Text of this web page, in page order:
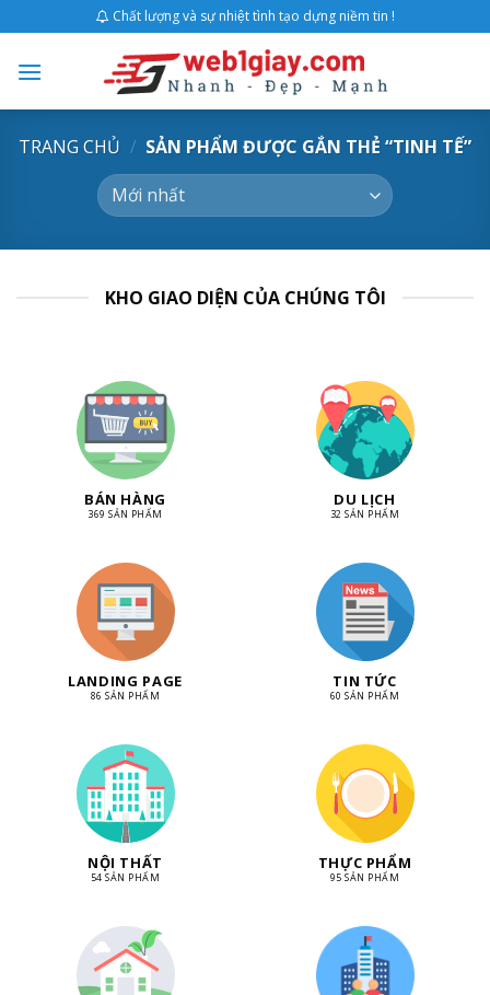
content
Chất lượng và sự nhiệt tình tạo dựng niềm tin !
TRANG CHỦ / SẢN PHẨM ĐƯỢC GẮN THẺ “TINH TẾ”
KHO GIAO DIỆN CỦA CHÚNG TÔI
BÁN HÀNG
369 SẢN PHẨM
DU LỊCH
32 SẢN PHẨM
LANDING PAGE
86 SẢN PHẨM
TIN TỨC
60 SẢN PHẨM
NỘI THẤT
54 SẢN PHẨM
THỰC PHẨM
95 SẢN PHẨM